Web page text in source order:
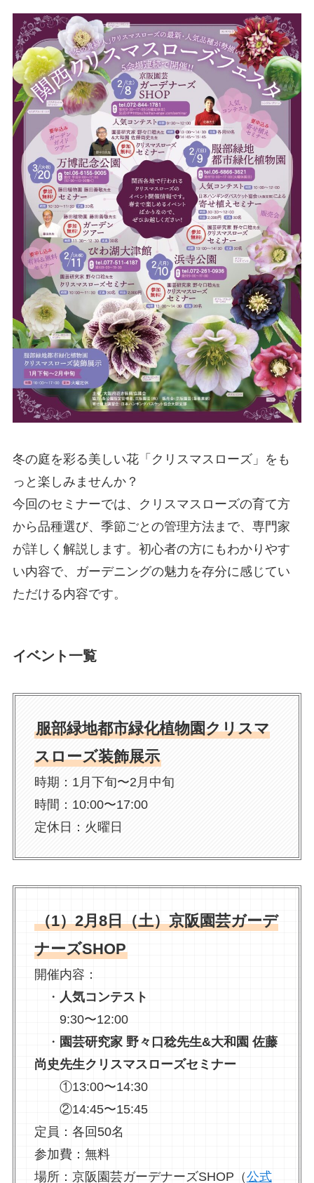
冬の庭を彩る美しい花「クリスマスローズ」をも
っと楽しみませんか？
今回のセミナーでは、クリスマスローズの育て方
から品種選び、季節ごとの管理方法まで、専門家
が詳しく解説します。初心者の方にもわかりやす
い内容で、ガーデニングの魅力を存分に感じてい
ただける内容です。
イベント一覧
服部緑地都市緑化植物園クリスマ
スローズ装飾展示
時期：1月下旬〜2月中旬
時間：10:00〜17:00
定休日：火曜日
（1）2月8日（土）京阪園芸ガーデ
ナーズSHOP
開催内容：
・ 人気コンテスト
9:30〜12:00
・ 園芸研究家 野々口稔先生&大和園 佐藤
尚史先生クリスマスローズセミナー
①13:00〜14:30
②14:45〜15:45
定員：各回50名
参加費：無料
場所：京阪園芸ガーデナーズSHOP（公式